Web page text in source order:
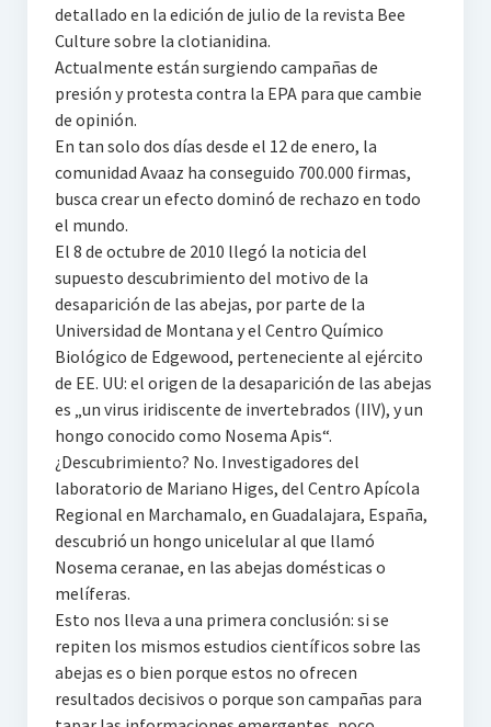
detallado en la edición de julio de la revista Bee
Culture sobre la clotianidina.
Actualmente están surgiendo campañas de
presión y protesta contra la EPA para que cambie
de opinión.
En tan solo dos días desde el 12 de enero, la
comunidad Avaaz ha conseguido 700.000 firmas,
busca crear un efecto dominó de rechazo en todo
el mundo.
El 8 de octubre de 2010 llegó la noticia del
supuesto descubrimiento del motivo de la
desaparición de las abejas, por parte de la
Universidad de Montana y el Centro Químico
Biológico de Edgewood, perteneciente al ejército
de EE. UU: el origen de la desaparición de las abejas
es „un virus iridiscente de invertebrados (IIV), y un
hongo conocido como Nosema Apis“.
¿Descubrimiento? No. Investigadores del
laboratorio de Mariano Higes, del Centro Apícola
Regional en Marchamalo, en Guadalajara, España,
descubrió un hongo unicelular al que llamó
Nosema ceranae, en las abejas domésticas o
melíferas.
Esto nos lleva a una primera conclusión: si se
repiten los mismos estudios científicos sobre las
abejas es o bien porque estos no ofrecen
resultados decisivos o porque son campañas para